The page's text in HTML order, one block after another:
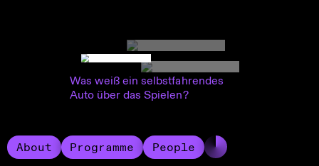
About Programme People
Was weiß ein selbstfahrendes
Auto über das Spielen?